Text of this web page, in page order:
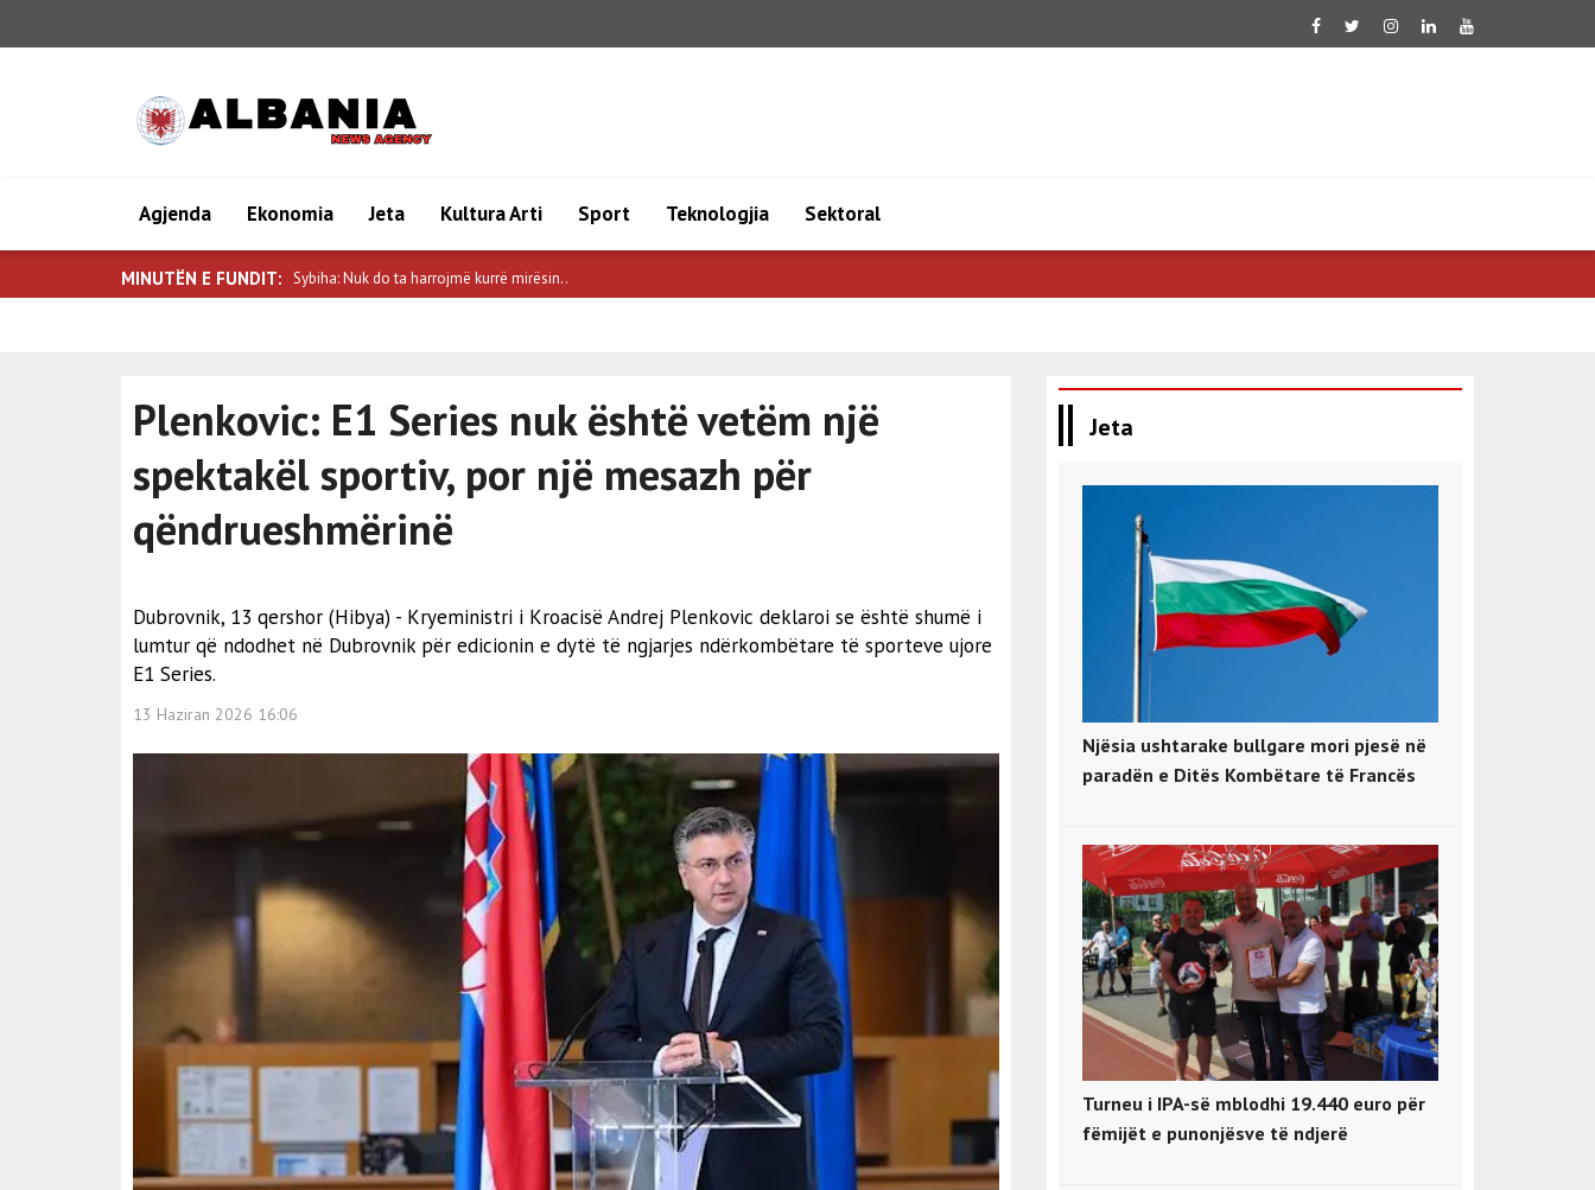
Agjenda Ekonomia Jeta Kultura Arti Sport Teknologjia Sektoral
MINUTËN E FUNDIT: Sybiha: Nuk do ta harrojmë kurrë mirësin..
Plenkovic: E1 Series nuk është vetëm një
spektakël sportiv, por një mesazh për
qëndrueshmërinë
Dubrovnik, 13 qershor (Hibya) - Kryeministri i Kroacisë Andrej Plenkovic deklaroi se është shumë i
lumtur që ndodhet në Dubrovnik për edicionin e dytë të ngjarjes ndërkombëtare të sporteve ujore
E1 Series.
13 Haziran 2026 16:06
Jeta
Njësia ushtarake bullgare mori pjesë në
paradën e Ditës Kombëtare të Francës
Turneu i IPA-së mblodhi 19.440 euro për
fëmijët e punonjësve të ndjerë